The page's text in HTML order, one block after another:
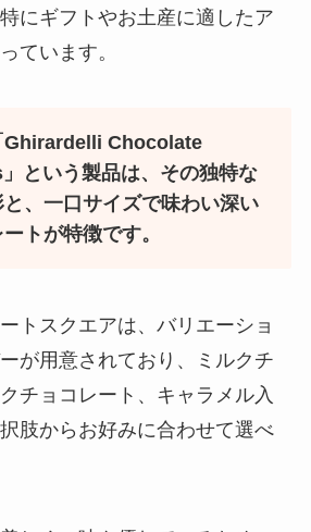
売終了？いつまで販売してる？ま
ずい噂は本当か調査！
もみじの天ぷら 売ってる場所はど
こ？気になる味は？
ンビニでの値段はいくら？
コンビニで買える？新大阪駅では
にギフトやお土産に適したア
ています。
Ghirardelli Chocolate
という製品は、その独特な
と、一口サイズで味わい深い
トが特徴です。
トスクエアは、バリエーショ
が用意されており、ミルクチ
チョコレート、キャラメル入
肢からお好みに合わせて選べ